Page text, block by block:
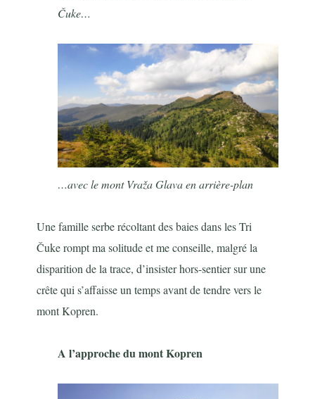
Čuke…
…avec le mont Vraža Glava en arrière-plan
Une famille serbe récoltant des baies dans les Tri
Čuke rompt ma solitude et me conseille, malgré la
disparition de la trace, d’insister hors-sentier sur une
crête qui s’affaisse un temps avant de tendre vers le
mont Kopren.
A l’approche du mont Kopren